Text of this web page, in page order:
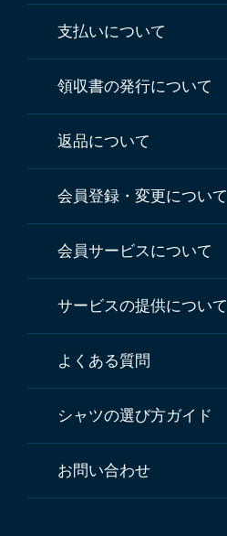
支払いについて
領収書の発行について
返品について
会員登録・変更について
会員サービスについて
サービスの提供について
よくある質問
シャツの選び方ガイド
お問い合わせ